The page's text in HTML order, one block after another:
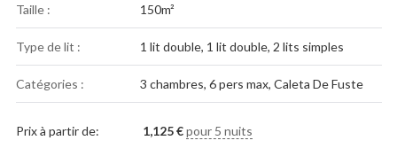
Taille : 150m²
Type de lit : 1 lit double, 1 lit double, 2 lits simples
Catégories : 3 chambres, 6 pers max, Caleta De Fuste
Prix à partir de: 1,125€ pour 5 nuits